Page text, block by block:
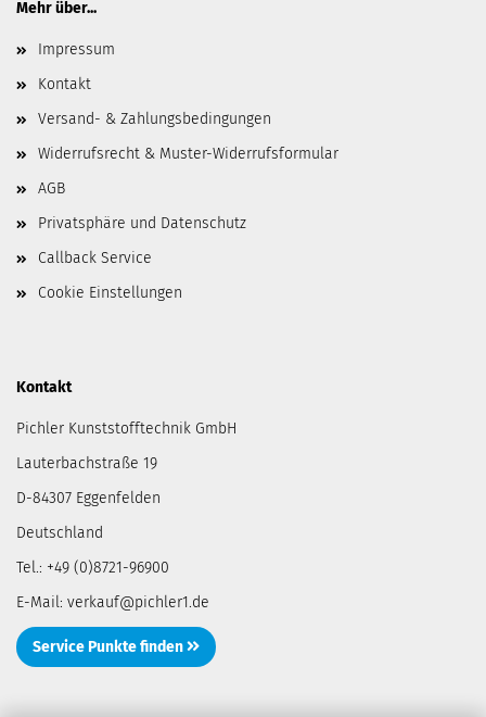
Mehr über...
Impressum
Kontakt
Versand- & Zahlungsbedingungen
Widerrufsrecht & Muster-Widerrufsformular
AGB
Privatsphäre und Datenschutz
Callback Service
Cookie Einstellungen
Kontakt
Pichler Kunststofftechnik GmbH
Lauterbachstraße 19
D-84307 Eggenfelden
Deutschland
Tel.: +49 (0)8721-96900
E-Mail: verkauf@pichler1.de
Service Punkte finden